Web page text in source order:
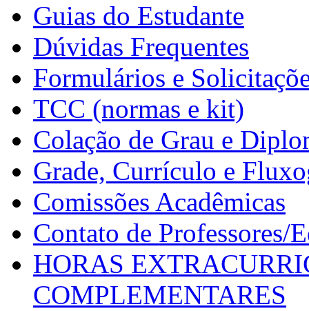
Guias do Estudante
Dúvidas Frequentes
Formulários e
TCC (normas e kit)
Colação de Grau e
Grade, Currículo e
Comissões Acadêmicas
Contato de Professores/
HORAS
COMPLEMENTARES